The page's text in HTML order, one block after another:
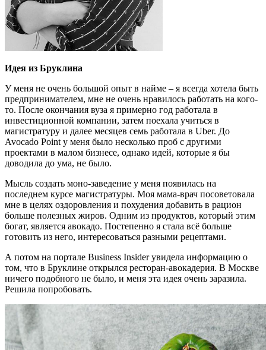
Идея из Бруклина
У меня не очень большой опыт в найме – я всегда хотела быть
предпринимателем, мне не очень нравилось работать на кого-
то. После окончания вуза я примерно год работала в
инвестиционной компании, затем поехала учиться в
магистратуру и далее месяцев семь работала в Uber. До
Avocado Point у меня было несколько проб с другими
проектами в малом бизнесе, однако идей, которые я бы
доводила до ума, не было.
Мысль создать моно-заведение у меня появилась на
последнем курсе магистратуры. Моя мама-врач посоветовала
мне в целях оздоровления и похудения добавить в рацион
больше полезных жиров. Одним из продуктов, который этим
богат, является авокадо. Постепенно я стала всё больше
готовить из него, интересоваться разными рецептами.
А потом на портале Business Insider увидела информацию о
том, что в Бруклине открылся ресторан-авокадерия. В Москве
ничего подобного не было, и меня эта идея очень заразила.
Решила попробовать.